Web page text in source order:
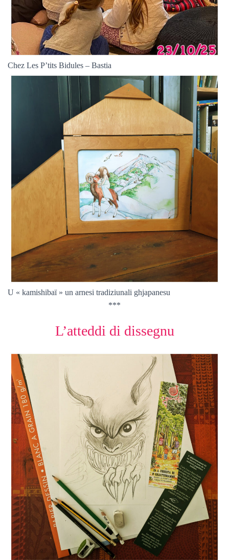
Chez Les P’tits Bidules – Bastia
U « kamishibaï » un arnesi tradiziunali ghjapanesu
***
L’atteddi di dissegnu